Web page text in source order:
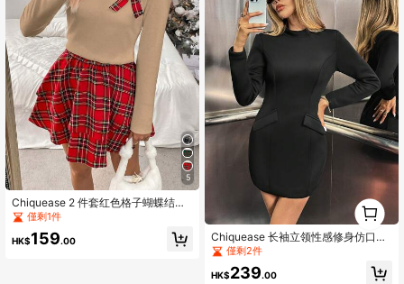
5
Chiquease 2 件套红色格子蝴蝶结装
饰修身服装，适合圣诞节、秋冬季
僅剩1件
HK$159.00
Chiquease 长袖立领性感修身仿口袋
鸡尾酒迷你连衣裙
僅剩2件
HK$239.00
1
0